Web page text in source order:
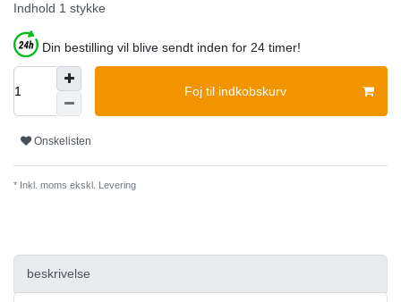
Indhold 1 stykke
Din bestilling vil blive sendt inden for 24 timer!
Foj til indkobskurv
Onskelisten
* Inkl. moms ekskl. Levering
beskrivelse